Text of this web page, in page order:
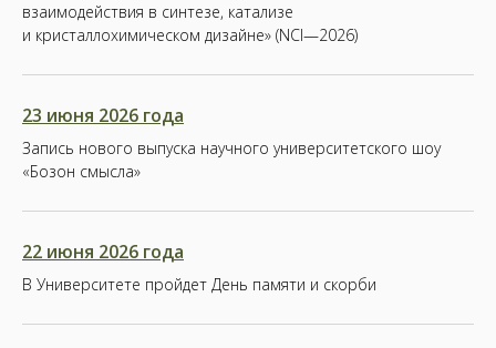
взаимодействия в синтезе, катализе
и кристаллохимическом дизайне» (NCI—2026)
23 июня 2026 года
Запись нового выпуска научного университетского шоу
«Бозон смысла»
22 июня 2026 года
В Университете пройдет День памяти и скорби